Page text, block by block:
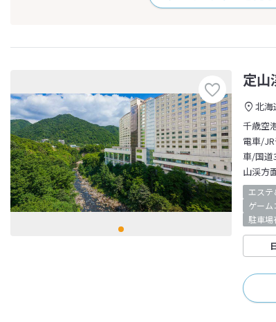
定山
北海
千歳空
電車/
車/国道
山渓方
エステ
ゲーム
駐車場